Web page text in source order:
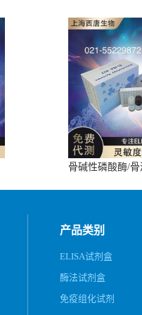
骨碱性磷酸酶/
产品类别
ELISA试剂盒
酶法试剂盒
免疫组化试剂